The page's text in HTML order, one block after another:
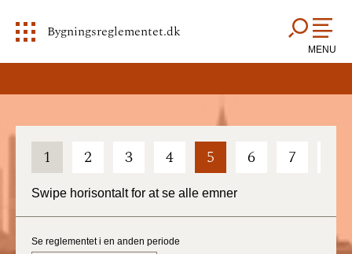
Bygningsreglementet.dk
MENU
1 2 3 4 5 6 7
Swipe horisontalt for at se alle emner
Se reglementet i en anden periode